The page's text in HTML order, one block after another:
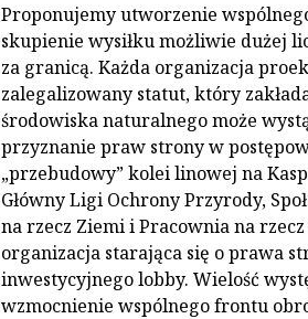
Proponujemy utworzenie
skupienie wysiłku możliwie dużej
za granicą. Każda organizacja
zalegalizowany statut, który
środowiska naturalnego może
przyznanie praw strony w
„przebudowy” kolei linowej na
Główny Ligi Ochrony Przyrody,
na rzecz Ziemi i Pracownia na
organizacja starająca się o prawa
inwestycyjnego lobby. Wielość
wzmocnienie wspólnego frontu